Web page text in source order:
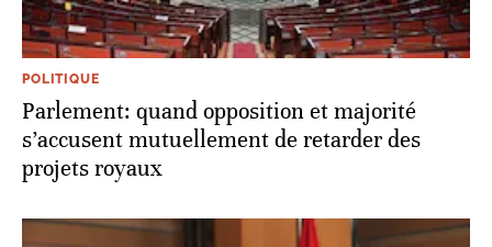
POLITIQUE
Parlement: quand opposition et majorité
s’accusent mutuellement de retarder des
projets royaux